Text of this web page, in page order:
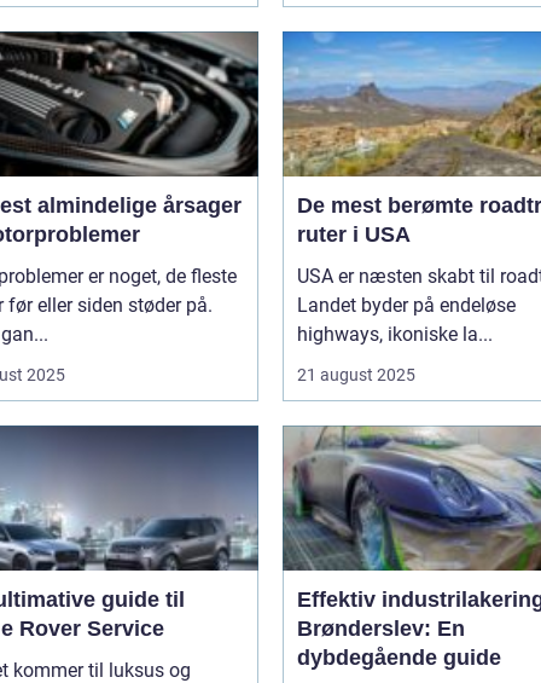
almindelige årsager
er noget, de fleste
før eller siden støder på.
2025
De mest berømte
ruter i USA
USA er næsten skabt til
Landet byder på endeløse
highways, ikoniske la...
21 august 2025
guide til
Rover Service
kommer til luksus og
Effektiv
Brønderslev: En
dybdegående guide